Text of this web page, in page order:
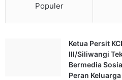
Populer
Ketua Persit
III/Siliwangi
Bermedia
Peran Keluarga